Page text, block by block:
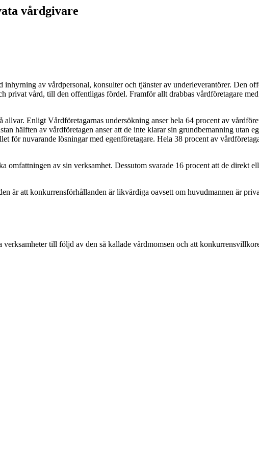
vårdgivare
av vårdpersonal, konsulter och tjänster av underleverantörer. Den
vård, till den offentligas fördel. Framför allt drabbas vårdföretagare
Enligt Vårdföretagarnas undersökning anser hela 64 procent av
hälften av vårdföretagen anser att de inte klarar sin grundbemanning utan
för nuvarande lösningar med egenföretagare. Hela 38 procent av
omfattningen av sin verksamhet. Dessutom svarade 16 procent att de direkt
är att konkurrensförhållanden är likvärdiga oavsett om huvudmannen är
verksamheter till följd av den så kallade vårdmomsen och att